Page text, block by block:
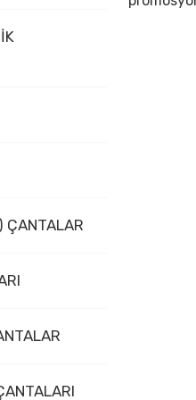
ÇANTALAR